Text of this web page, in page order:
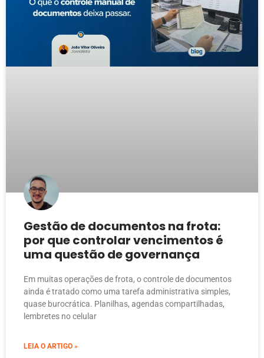
Gestão de documentos na frota:
por que controlar vencimentos é
uma questão de governança
Em muitas operações de frota, o controle de documentos
ainda é tratado como uma tarefa administrativa simples,
quase burocrática. Planilhas, agendas compartilhadas,
lembretes no celular
LEIA O ARTIGO »